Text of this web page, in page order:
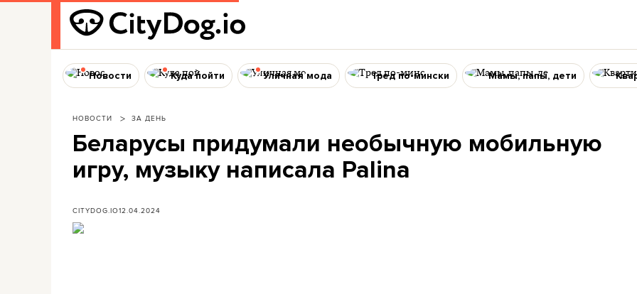
Новости Куда пойти Уличная мода Тред по-мински Мамы, папы, дети
НОВОСТИ ЗА ДЕНЬ
Беларусы придумали необычную мобильную
игру, музыку написала Palina
CITYDOG.IO12.04.2024